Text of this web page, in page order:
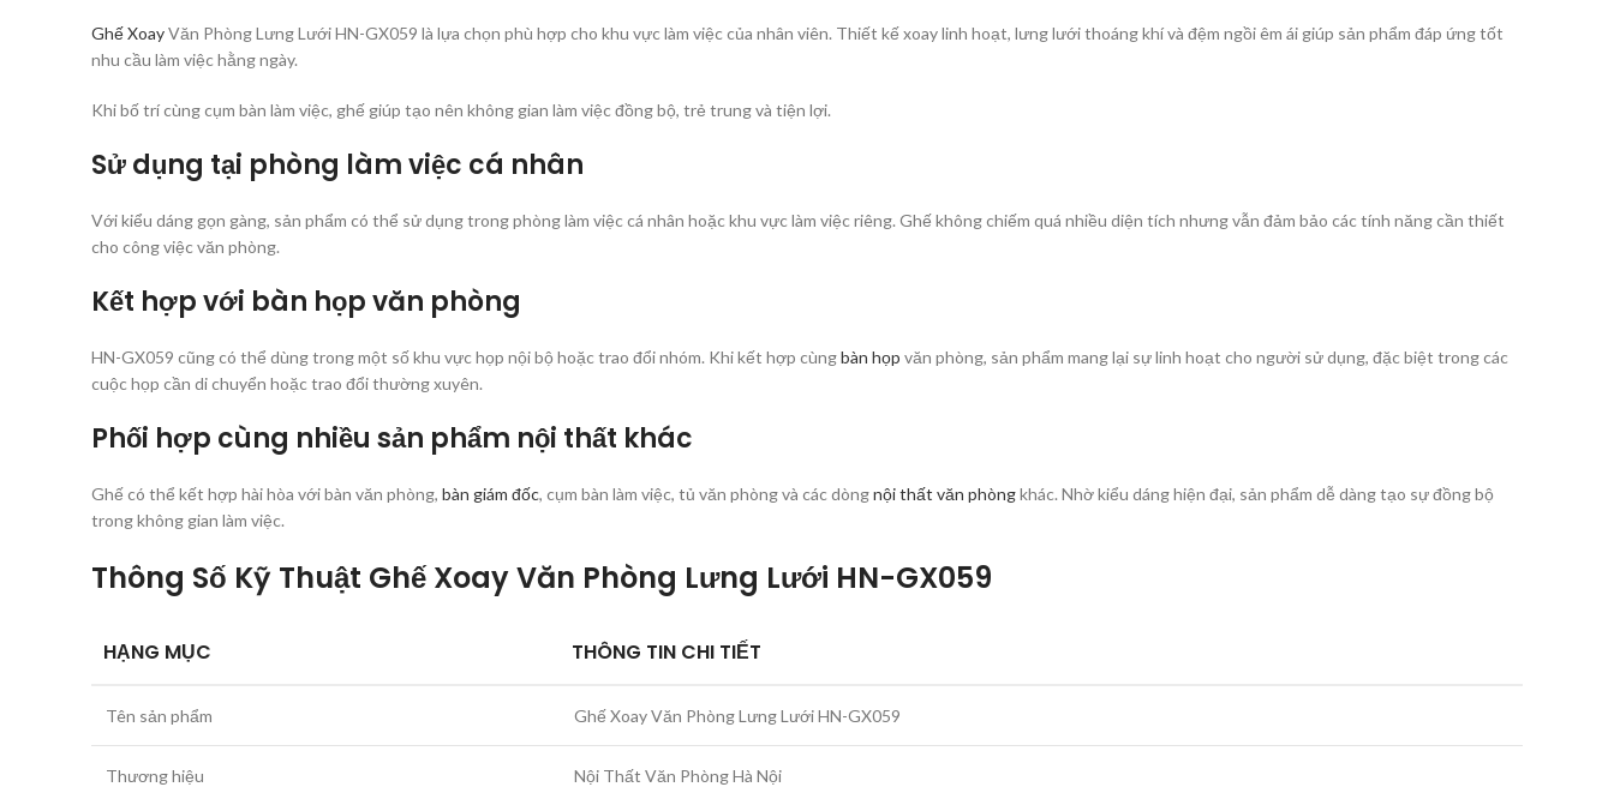
Ghế XoayVăn Phòng Lưng Lưới HN-GX059 là lựa chọn phù hợp cho khu vực làm việc của nhân viên. Thiết kế xoay linh hoạt, lưng lưới thoáng khí và đệm ngồi êm ái giúp sản phẩm đáp ứng tốt
nhu cầu làm việc hằng ngày.
Khi bố trí cùng cụm bàn làm việc, ghế giúp tạo nên không gian làm việc đồng bộ, trẻ trung và tiện lợi.
Sử dụng tại phòng làm việc cá nhân
Với kiểu dáng gọn gàng, sản phẩm có thể sử dụng trong phòng làm việc cá nhân hoặc khu vực làm việc riêng. Ghế không chiếm quá nhiều diện tích nhưng vẫn đảm bảo các tính năng cần thiết
cho công việc văn phòng.
Kết hợp với bàn họp văn phòng
HN-GX059 cũng có thể dùng trong một số khu vực họp nội bộ hoặc trao đổi nhóm. Khi kết hợp cùngbàn họp văn phòng, sản phẩm mang lại sự linh hoạt cho người sử dụng, đặc biệt trong các
cuộc họp cần di chuyển hoặc trao đổi thường xuyên.
Phối hợp cùng nhiều sản phẩm nội thất khác
Ghế có thể kết hợp hài hòa với bàn văn phòng, bàn giám đốc, cụm bàn làm việc, tủ văn phòng và các dòngnội thất văn phòngkhác. Nhờ kiểu dáng hiện đại, sản phẩm dễ dàng tạo sự đồng bộ
trong không gian làm việc.
Thông Số Kỹ Thuật Ghế Xoay Văn Phòng Lưng Lưới HN-GX059
HẠNG MỤC THÔNG TIN CHI TIẾT
Tên sản phẩm Ghế Xoay Văn Phòng Lưng Lưới HN-GX059
Thương hiệu Nội Thất Văn Phòng Hà Nội